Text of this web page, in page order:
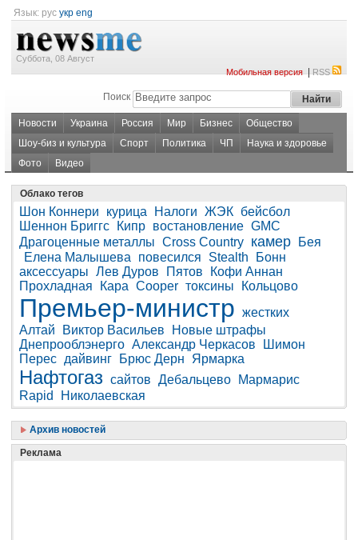
Язык: рус укр eng
Суббота, 08 Август
Мобильная версия|RSS
Поиск
Новости Украина Россия Мир Бизнес
Общество
Шоу-биз и культура
Спорт Политика ЧП
Наука и здоровье
Фото
Видео
Облако тегов
Шон Коннери курица Налоги ЖЭК бейсбол
Шеннон Бриггс
Кипр востановление GMC
Драгоценные металлы Cross Country камер
Бея
Елена Малышева
повесился Stealth
Бонн
аксессуары Лев Дуров Пятов
Кофи Аннан
Прохладная
Кара Cooper токсины Кольцово
Премьер-министр жестких
Алтай
Виктор Васильев
Новые штрафы
Днепрооблэнерго Александр Черкасов
Шимон
Перес дайвинг Брюс Дерн Ярмарка
Нафтогаз сайтов Дебальцево
Мармарис
Rapid
Николаевская
Архив новостей
Реклама